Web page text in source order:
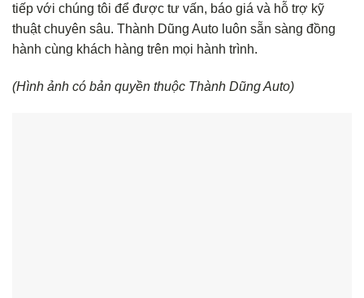
tiếp với chúng tôi để được tư vấn, báo giá và hỗ trợ kỹ
thuật chuyên sâu. Thành Dũng Auto luôn sẵn sàng đồng
hành cùng khách hàng trên mọi hành trình.
(Hình ảnh có bản quyền thuộc Thành Dũng Auto)